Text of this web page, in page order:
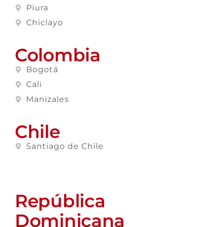
Piura
Chiclayo
Colombia
Bogotá
Cali
Manizales
Chile
Santiago de Chile
República
Dominicana